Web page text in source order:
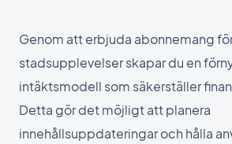
Genom att erbjuda abonnemang
stadsupplevelser skapar du en
intäktsmodell som säkerställer
Detta gör det möjligt att planera
innehållsuppdateringar och hålla